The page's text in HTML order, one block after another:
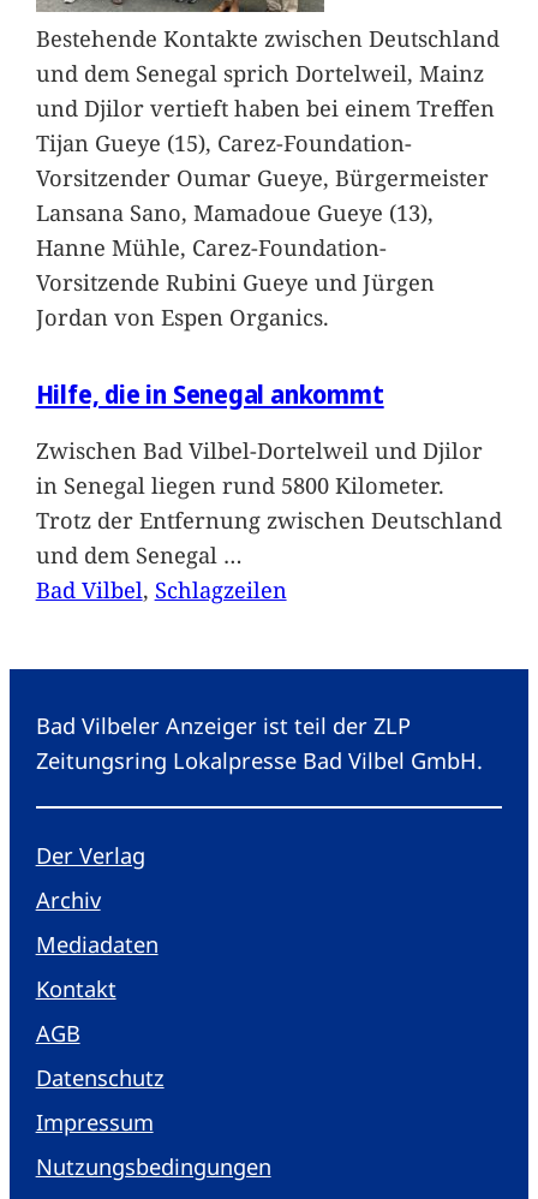
Bestehende Kontakte zwischen Deutschland
und dem Senegal sprich Dortelweil, Mainz
und Djilor vertieft haben bei einem Treffen
Tijan Gueye (15), Carez-Foundation-
Vorsitzender Oumar Gueye, Bürgermeister
Lansana Sano, Mamadoue Gueye (13),
Hanne Mühle, Carez-Foundation-
Vorsitzende Rubini Gueye und Jürgen
Jordan von Espen Organics.
Hilfe, die in Senegal ankommt
Zwischen Bad Vilbel-Dortelweil und Djilor
in Senegal liegen rund 5800 Kilometer.
Trotz der Entfernung zwischen Deutschland
und dem Senegal …
Bad Vilbel, Schlagzeilen
Bad Vilbeler Anzeiger ist teil der ZLP
Zeitungsring Lokalpresse Bad Vilbel GmbH.
Der Verlag
Archiv
Mediadaten
Kontakt
AGB
Datenschutz
Impressum
Nutzungsbedingungen